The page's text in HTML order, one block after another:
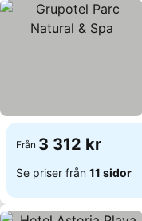
Från 3 312 kr
Se priser från 11 sidor